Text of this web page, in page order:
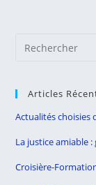
Articles
Actualités choisies
La justice amiable
Croisière-